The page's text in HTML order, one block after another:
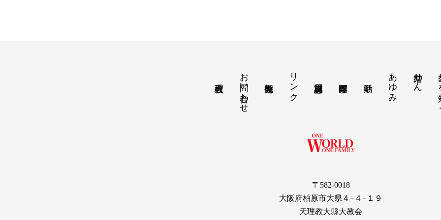
教
増井りん
あゆみ
リンク
お問い合わせ
〒582-0018
大阪府柏原市大県４−４−１９
天理教大縣大教会